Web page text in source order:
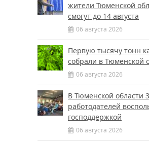
жители Тюменской
смогут до 14 августа
06 августа 2026
Первую тысячу тонн
собрали в Тюменской
06 августа 2026
В Тюменской области
работодателей
господдержкой
06 августа 2026